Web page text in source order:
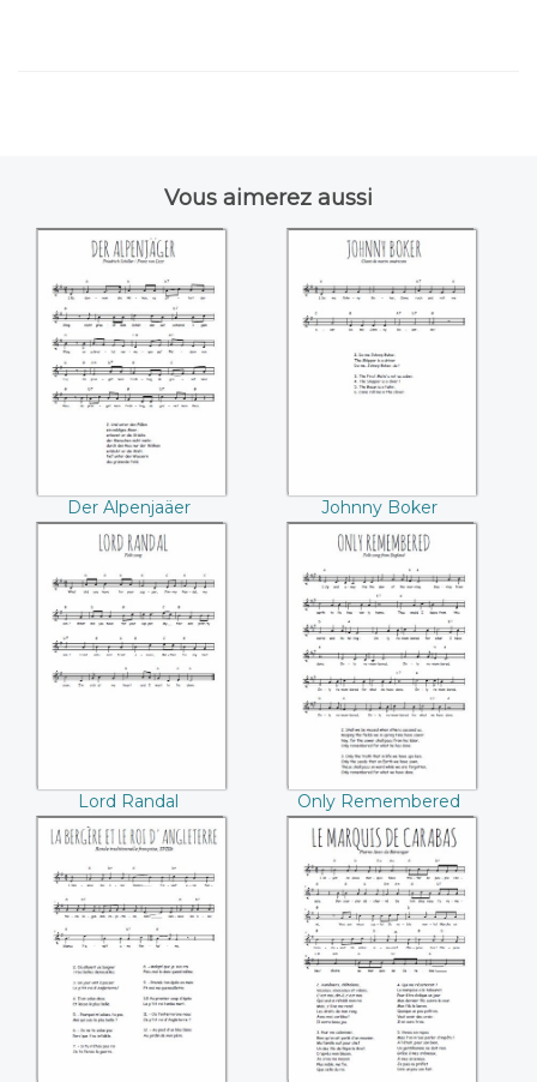
Vous aimerez aussi
Der Alpenjaäer
(Friedrich Schiller /
Franz von Liszt)
Der Alpenjaäer
(Friedrich Schiller /
Franz von Liszt)
Johnny Boker
Johnny Boker
Lord Randal
Lord Randal
Only Remembered
Only Remembered
La bergère et le roi
d'Angleterre
Le marquis de
Carabas (Pierre-
Jean de Béranger)